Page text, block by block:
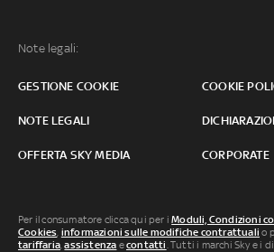
Note legali:
GESTIONE COOKIE COOKIE
NOTE LEGALI
OFFERTA SKY MEDIA CORPORATE
Per il consumatore clicca qui per iModuli, Condizioni
Cookies, informazioni sulle modifiche contrattuali o
tariffaria,assistenza econtatti. Tutti i marchi Sky e i